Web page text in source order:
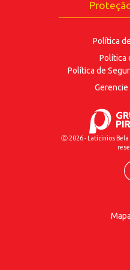
Política
Política
Política de
Gerencie
Ⓒ 2026 - Laticinios Bela